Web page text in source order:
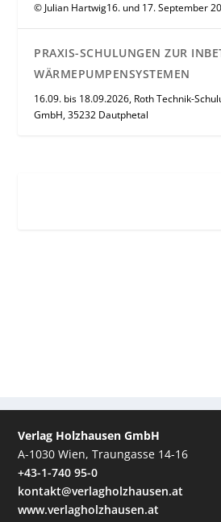
© Julian Hartwig16. und 17. September
PRAXIS-SCHULUNGEN ZUR
WÄRMEPUMPENSYSTEMEN
16.09. bis 18.09.2026, Roth Technik-
GmbH, 35232 Dautphetal
Verlag Holzhausen GmbH
A-1030 Wien, Traungasse 14-16
+43-1-740 95-0
kontakt@verlagholzhausen.at
www.verlagholzhausen.at